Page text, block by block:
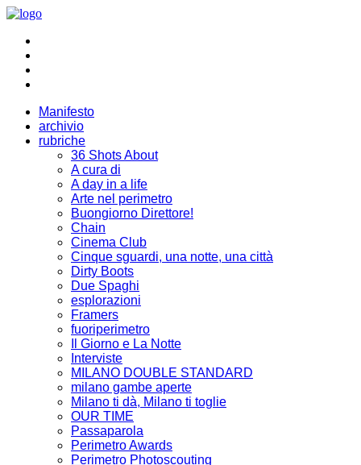
Manifesto
archivio
rubriche
36 Shots About
A cura di
A day in a life
Arte nel perimetro
Buongiorno Direttore!
Chain
Cinema Club
Cinque sguardi, una notte, una città
Dirty Boots
Due Spaghi
esplorazioni
Framers
fuoriperimetro
Il Giorno e La Notte
Interviste
MILANO DOUBLE STANDARD
milano gambe aperte
Milano ti dà, Milano ti toglie
OUR TIME
Passaparola
Perimetro Awards
Perimetro Photoscouting